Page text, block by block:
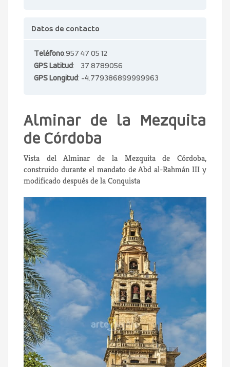
Datos de contacto
Teléfono:957 47 05 12
GPS Latitud: 37.8789056
GPS Longitud: -4.779386899999963
Alminar de la Mezquita
de Córdoba
Vista del Alminar de la Mezquita de Córdoba,
construido durante el mandato de Abd al-Rahmán III y
modificado después de la Conquista